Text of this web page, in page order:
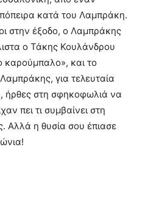
κατά του Λαμπράκη.
στην έξοδο, ο Λαμπράκης
ο Τάκης Κουλάνδρου
καρούμπαλο», και το
για τελευταία
στη σφηκοφωλιά να
πει τι συμβαίνει στη
Αλλά η θυσία σου έπιασε